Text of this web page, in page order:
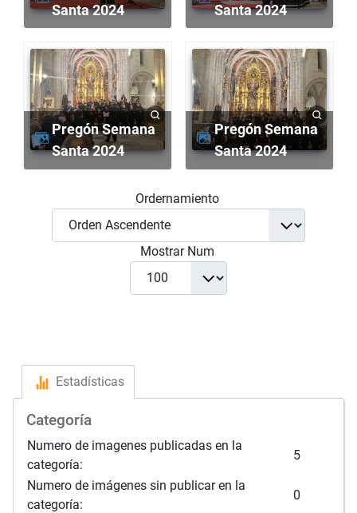
Santa 2024
Santa 2024
Pregón Semana
Santa 2024
Pregón Semana
Santa 2024
Ordernamiento
Mostrar Num
Estadísticas
Categoría
Numero de imagenes publicadas en la
categoría:
5
Numero de imágenes sin publicar en la
categoría:
0